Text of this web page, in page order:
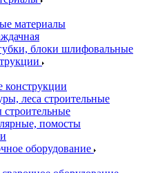
материалы
блоки шлифовальные
леса строительные
помосты
оборудование